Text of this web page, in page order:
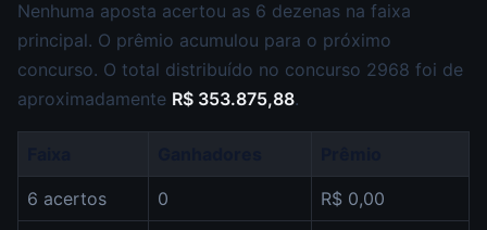
Nenhuma aposta acertou as 6 dezenas na faixa
principal. O prêmio acumulou para o próximo
concurso. O total distribuído no concurso 2968 foi de
aproximadamente R$ 353.875,88.
6 acertos 0 R$ 0,00